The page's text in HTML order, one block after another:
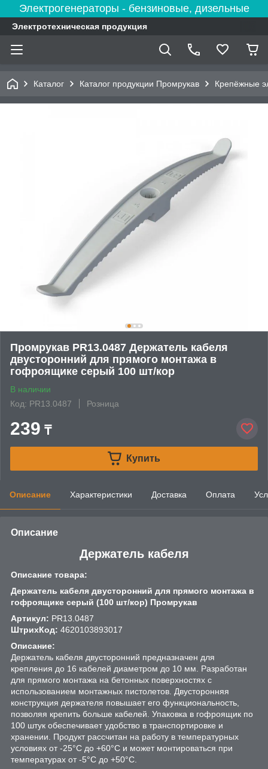
Электрогенераторы - бензиновые, дизельные
Электротехническая продукция
Каталог Каталог продукции Промрукав Крепёжные
Промрукав PR13.0487 Держатель кабеля
двусторонний для прямого монтажа в
гофроящике серый 100 шт/кор
В наличии
Код: PR13.0487
Розница
239 ₸
Купить
Описание Характеристики Доставка Оплата
Описание
Держатель кабеля
Описание товара:
Держатель кабеля двусторонний для прямого монтажа в
гофроящике серый (100 шт/кор) Промрукав
Артикул: PR13.0487
ШтрихКод: 4620103893017
Описание:
Держатель кабеля двусторонний предназначен для
крепления до 16 кабелей диаметром до 10 мм. Разработан
для прямого монтажа на бетонных поверхностях с
использованием монтажных пистолетов. Двусторонняя
конструкция держателя повышает его функциональность,
позволяя крепить больше кабелей. Упаковка в гофроящик по
100 штук обеспечивает удобство в транспортировке и
хранении. Продукт рассчитан на работу в температурных
условиях от -25°C до +60°C и может монтироваться при
температурах от -5°C до +50°C.